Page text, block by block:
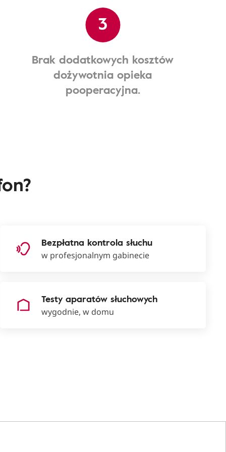
3
Brak dodatkowych kosztów
dożywotnia opieka
pooperacyjna.
Bezpłatna kontrola słuchu
w profesjonalnym gabinecie
Testy aparatów słuchowych
wygodnie, w domu